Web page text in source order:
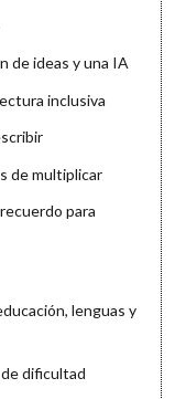
de ideas y una IA
inclusiva
de multiplicar
para
lenguas y
dificultad